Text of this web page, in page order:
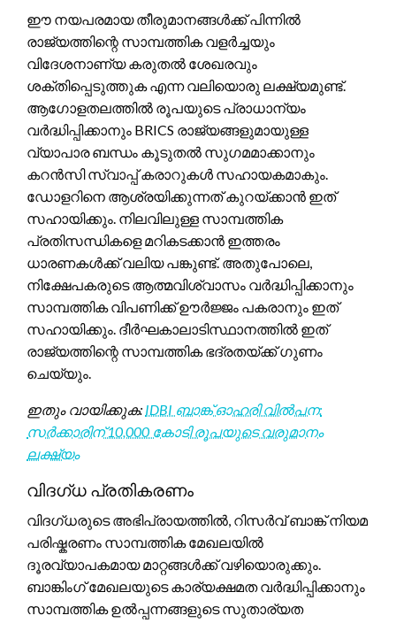
ഈ നയപരമായ തീരുമാനങ്ങൾക്ക് പിന്നിൽ
രാജ്യത്തിന്റെ സാമ്പത്തിക വളർച്ചയും
വിദേശനാണ്യ കരുതൽ ശേഖരവും
ശക്തിപ്പെടുത്തുക എന്ന വലിയൊരു ലക്ഷ്യമുണ്ട്.
ആഗോളതലത്തിൽ രൂപയുടെ പ്രാധാന്യം
വർദ്ധിപ്പിക്കാനും BRICS രാജ്യങ്ങളുമായുള്ള
വ്യാപാര ബന്ധം കൂടുതൽ സുഗമമാക്കാനും
കറൻസി സ്വാപ്പ് കരാറുകൾ സഹായകമാകും.
ഡോളറിനെ ആശ്രയിക്കുന്നത് കുറയ്ക്കാൻ ഇത്
സഹായിക്കും. നിലവിലുള്ള സാമ്പത്തിക
പ്രതിസന്ധികളെ മറികടക്കാൻ ഇത്തരം
ധാരണകൾക്ക് വലിയ പങ്കുണ്ട്. അതുപോലെ,
നിക്ഷേപകരുടെ ആത്മവിശ്വാസം വർദ്ധിപ്പിക്കാനും
സാമ്പത്തിക വിപണിക്ക് ഊർജ്ജം പകരാനും ഇത്
സഹായിക്കും. ദീർഘകാലാടിസ്ഥാനത്തിൽ ഇത്
രാജ്യത്തിന്റെ സാമ്പത്തിക ഭദ്രതയ്ക്ക് ഗുണം
ചെയ്യും.
ഇതും വായിക്കുക: IDBI ബാങ്ക് ഓഹരി വിൽപന:
സർക്കാരിന് 10,000 കോടി രൂപയുടെ വരുമാനം
ലക്ഷ്യം
വിദഗ്ധ പ്രതികരണം
വിദഗ്ധരുടെ അഭിപ്രായത്തിൽ, റിസർവ് ബാങ്ക് നിയമ
പരിഷ്കരണം സാമ്പത്തിക മേഖലയിൽ
ദൂരവ്യാപകമായ മാറ്റങ്ങൾക്ക് വഴിയൊരുക്കും.
ബാങ്കിംഗ് മേഖലയുടെ കാര്യക്ഷമത വർദ്ധിപ്പിക്കാനും
സാമ്പത്തിക ഉൽപ്പന്നങ്ങളുടെ സുതാര്യത